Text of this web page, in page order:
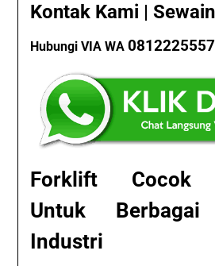
Kontak Kami |
Hubungi VIA WA
Forklift Cocok
Untuk Berbagai
Industri